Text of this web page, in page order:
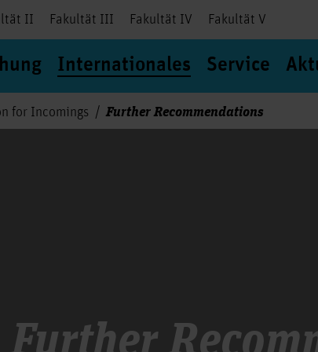
II Fakultät III Fakultät IV Fakultät V
Internationales Service
for Incomings Further Recommendations
Further